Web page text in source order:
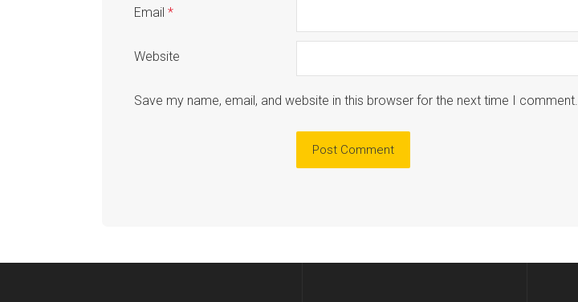
Email *
Website
Save my name, email, and website in this browser for the next time I comment.